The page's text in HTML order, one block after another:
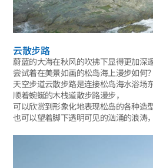
云散步路
蔚蓝的大海在秋风的吹拂下显得更加深邃
尝试着在美景如画的松岛海上漫步如何？
天空步道云散步路是连接松岛海水浴场
顺着蜿蜒的木栈道散步路漫步，
可以欣赏到形象化地表现松岛的各种造型
也可以望着脚下透明可见的汹涌的浪涛